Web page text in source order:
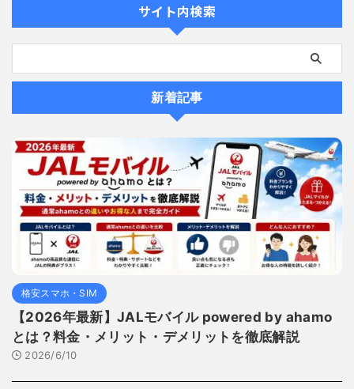
サイト内検索
新着記事
格安スマホ・SIM
【2026年最新】JALモバイル powered by ahamo
とは？料金・メリット・デメリットを徹底解説
2026/6/10